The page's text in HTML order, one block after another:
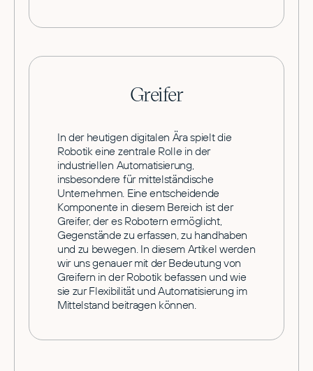
Greifer
In der heutigen digitalen Ära spielt die
Robotik eine zentrale Rolle in der
industriellen Automatisierung,
insbesondere für mittelständische
Unternehmen. Eine entscheidende
Komponente in diesem Bereich ist der
Greifer, der es Robotern ermöglicht,
Gegenstände zu erfassen, zu handhaben
und zu bewegen. In diesem Artikel werden
wir uns genauer mit der Bedeutung von
Greifern in der Robotik befassen und wie
sie zur Flexibilität und Automatisierung im
Mittelstand beitragen können.